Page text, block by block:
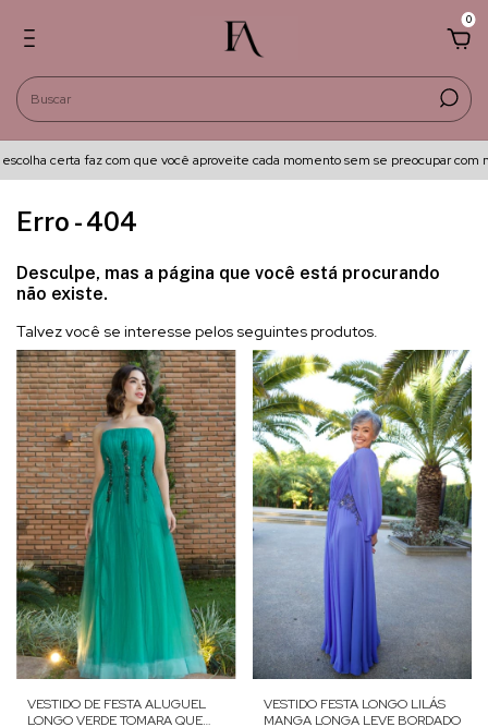
0
certa faz com que você aproveite cada momento sem se preocupar com
Erro - 404
Desculpe, mas a página que você está procurando
não existe.
Talvez você se interesse pelos seguintes produtos.
VESTIDO DE FESTA ALUGUEL
LONGO VERDE TOMARA QUE
VESTIDO FESTA LONGO LILÁS
MANGA LONGA LEVE BORDADO